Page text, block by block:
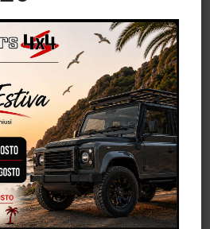
senza chiave
telecomandata
pneumatici